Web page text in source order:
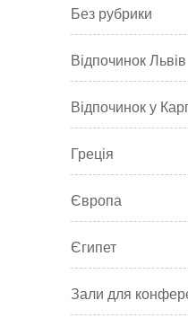
Без рубрики
Відпочинок Львів
Відпочинок у
Греція
Європа
Єгипет
Зали для